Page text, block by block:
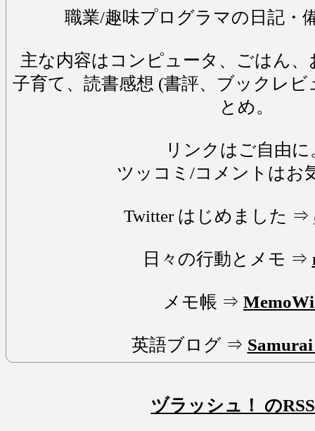
職業/趣味プログラマの日記・
主な内容はコンピュータ、ごはん
子育て、読書感想 (書評、ブックレ
とめ。
リンクはご自由に
ツッコミ/コメントはお
Twitter はじめました ⇒
日々の行動とメモ ⇒
メモ帳 ⇒
英語ブログ ⇒
ヅラッシュ！ の